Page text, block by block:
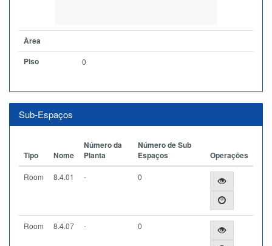
Àrea
Piso
0
Sub-Espaços
Tipo Nome
Número da
Planta
Número de Sub
Espaços
Operações
Room 8.4.01 - 0
Room 8.4.07 - 0